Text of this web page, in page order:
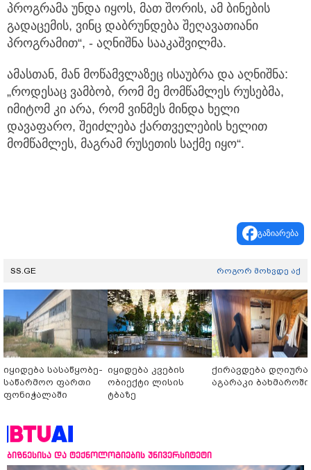
პროგრამა უნდა იყოს, მათ შორის, ამ ბინების
გადაცემის, ვინც დაბრუნდება შეღავათიანი
პროგრამით“, - აღნიშნა სააკაშვილმა.
ამასთან, მან მოწამვლაზეც ისაუბრა და აღნიშნა:
„როდესაც ვამბობ, რომ მე მომწამლეს რუსებმა,
იმიტომ კი არა, რომ ვინმეს მინდა ხელი
დავაფარო, შეიძლება ქართველების ხელით
მომწამლეს, მაგრამ რუსეთის საქმე იყო“.
გაზიარება
SS.GE როგორ მოხვდე აქ
იყიდება სასაწყობე-
საწარმოო ფართი
ფონიჭალაში
იყიდება კვების
ობიექტი ლისის
ტბაზე
ქირავდება
აგარაკი ბახმაროში
ბიზნესისა და ტექნოლოგიების უნივერსიტეტი